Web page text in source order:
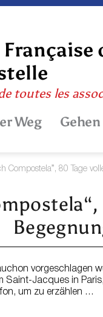
toutes les
Weg Gehen
Compostela”, 80 Tage
vorgeschlagen
Saint-Jacques in
um zu erzählen …